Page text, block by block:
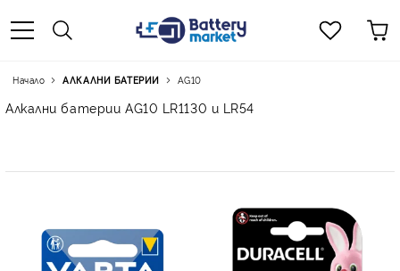
Начало АЛКАЛНИ БАТЕРИИ AG10
Алкални батерии AG10 LR1130 и LR54